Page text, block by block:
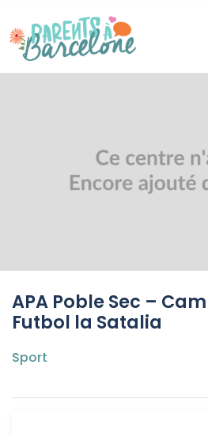
APA Poble Sec –
Futbol la Satalia
Sport